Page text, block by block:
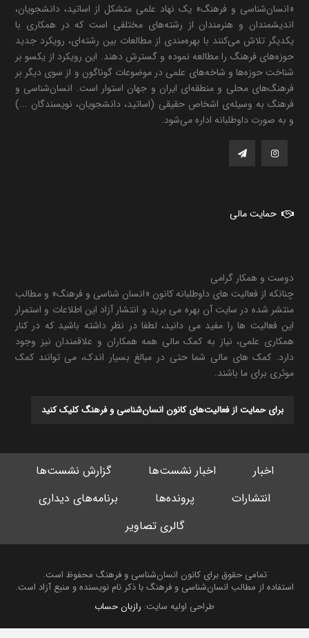
«انسان‌شناسی و فرهنگ» یک نهاد علمی متشکل از اساتید، دانشجویان،
اندیشمندان و هنرمندان از رشته‌های مختلفی است که در همکاری با
یکدیگر تلاش می‌کنند با بهره‌مندی از مطالعات بین رشته‌ای، رویکرد جدید
حوزه‌های فرهنگ را مطالعه نموده و گسترش دهند. این رویکرد از یکسو بر
شناخت حوزه‌ها و شاخه‌های علمی در موضوعات گوناگون و از سوی دیگر بر
فرهنگ‌های محلی و منطقه‌ای ایران و جهان استوار است. انسان‌شناسی و
فرهنگ به وسیله‌ی اشخاص حقیقی (اساتید، دانشجویان، نویسندگان ...)
و به صورت داوطلبانه اداره می‌شود.
حمایت مالی
دوست و همکار گرامی
چنانکه از فعالیت های داوطلبانه کانون «انسان شناسی و فرهنگ» و مطالب
منتشر شده در سایت آن بهره می برید و انتشار آزاد این اطلاعات و استمرار
این فعالیت ها را مفید می دانید، لطفا در نظر داشته باشید که در کنار
همکاری علمی، نیاز به کمک مالی همه همکاران و علاقمندان نیز وجود
دارد. کمک های مالی شما حتی در مبالغ بسیار اندک، می توانند کمک
موثری برای ما باشند.
برای حمایت از فعالیت‌های کانون انسان‌شناسی و فرهنگ کلیک کنید
اخبار اخبار نشست‌ها
گزارش نشست‌ها
انتشارات
پرونده‌ها
برنامه‌های دیداری
گالری تصاویر
تمامی حقوق برای کانون انسان‌شناسی و فرهنگ محفوظ است.
استفاده از مطالب انسان‌شناسی و فرهنگ با ذکر نام نویسنده و منبع آزاد است.
طراحی اولیه سایت:رازبان حساب